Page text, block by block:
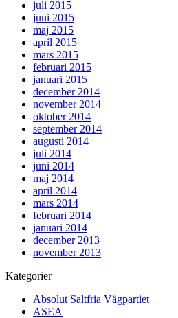
juli 2015
juni 2015
maj 2015
april 2015
mars 2015
februari 2015
januari 2015
december 2014
november 2014
oktober 2014
september 2014
augusti 2014
juli 2014
juni 2014
maj 2014
april 2014
mars 2014
februari 2014
januari 2014
december 2013
november 2013
Kategorier
Absolut Saltfria Vägpartiet
ASEA